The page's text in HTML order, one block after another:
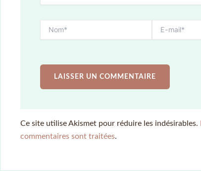
Ce site utilise Akismet pour réduire les indésirables.
commentaires sont traitées.